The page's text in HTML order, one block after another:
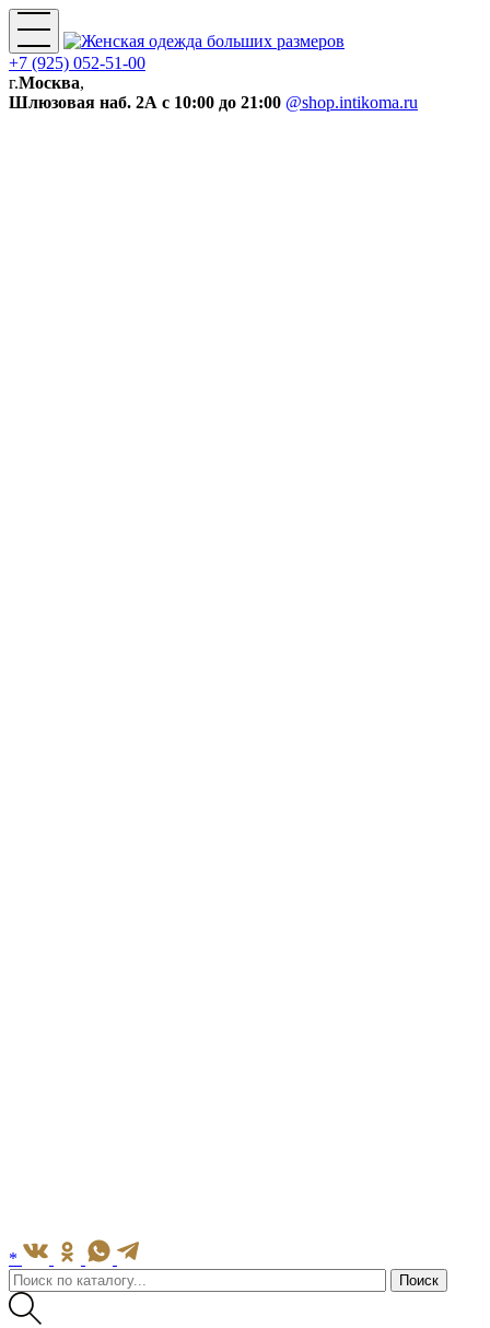
+7 (925) 052-51-00
г.Москва,
Шлюзовая наб. 2А с 10:00 до 21:00 @shop.intikoma.ru
*